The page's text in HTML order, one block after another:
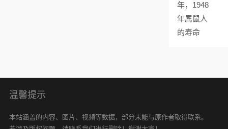
年，1948
年属鼠人
的寿命
温馨提示
本站涵盖的内容、图片、视频等数据，部分未能与原作者取得联系。